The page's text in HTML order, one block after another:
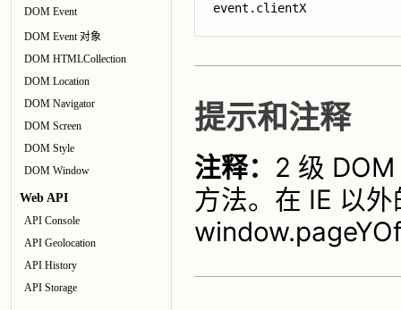
DOM Event
DOM Event 对象
DOM HTMLCollection
DOM Location
DOM Navigator
DOM Screen
DOM Style
DOM Window
Web API
API Console
API Geolocation
API History
API Storage
event.clientX
提示和注释
注释： 2 级
方法。在 IE 以